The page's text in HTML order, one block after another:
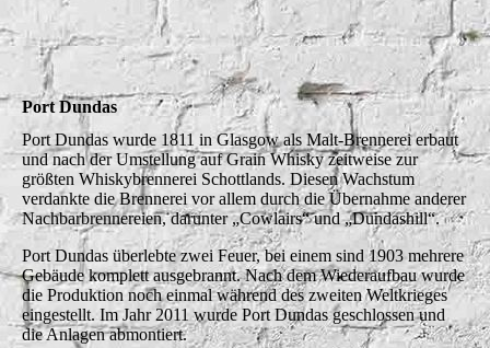
Port Dundas
Port Dundas wurde 1811 in Glasgow als Malt-Brennerei erbaut
und nach der Umstellung auf Grain Whisky zeitweise zur
größten Whiskybrennerei Schottlands. Diesen Wachstum
verdankte die Brennerei vor allem durch die Übernahme anderer
Nachbarbrennereien, darunter „Cowlairs“ und „Dundashill“.
Port Dundas überlebte zwei Feuer, bei einem sind 1903 mehrere
Gebäude komplett ausgebrannt. Nach dem Wiederaufbau wurde
die Produktion noch einmal während des zweiten Weltkrieges
eingestellt. Im Jahr 2011 wurde Port Dundas geschlossen und
die Anlagen abmontiert.